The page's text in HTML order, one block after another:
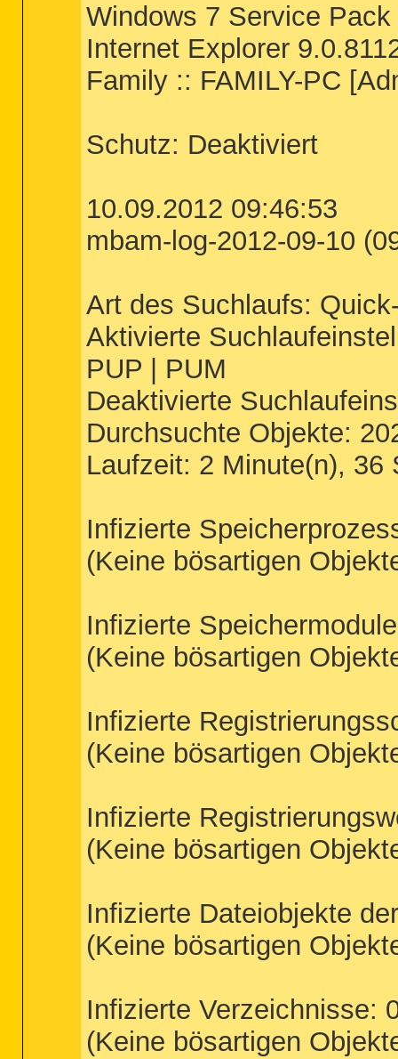
Windows 7 Service
Internet Explorer
Family :: FAMILY-PC
Schutz: Deaktiviert
10.09.2012 09:46:53
mbam-log-2012-09-10
Art des Suchlaufs:
Aktivierte
PUP | PUM
Deaktivierte
Durchsuchte Objekte:
Laufzeit: 2 Minute(n), 36
Infizierte
(Keine bösartigen
Infizierte
(Keine bösartigen
Infizierte
(Keine bösartigen
Infizierte
(Keine bösartigen
Infizierte Dateiobjekte
(Keine bösartigen
Infizierte Verzeichnisse:
(Keine bösartigen